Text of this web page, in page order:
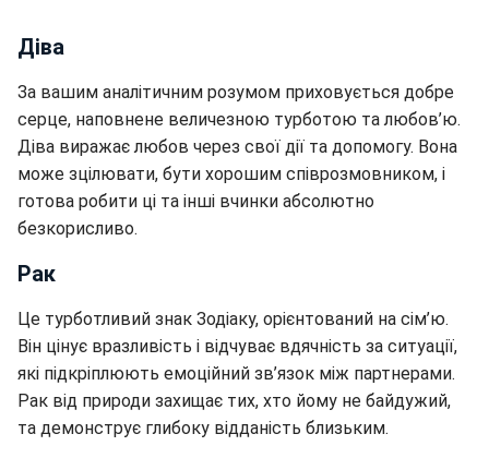
Діва
За вашим аналітичним розумом приховується добре
серце, наповнене величезною турботою та любов’ю.
Діва виражає любов через свої дії та допомогу. Вона
може зцілювати, бути хорошим співрозмовником, і
готова робити ці та інші вчинки абсолютно
безкорисливо.
Рак
Це турботливий знак Зодіаку, орієнтований на сім’ю.
Він цінує вразливість і відчуває вдячність за ситуації,
які підкріплюють емоційний зв’язок між партнерами.
Рак від природи захищає тих, хто йому не байдужий,
та демонструє глибоку відданість близьким.